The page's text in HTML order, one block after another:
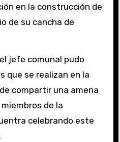
en la construcción de
de su cancha de
jefe comunal pudo
que se realizan en la
compartir una amena
de la
celebrando este